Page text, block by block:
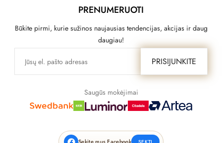
PRENUMERUOTI
Būkite pirmi, kurie sužinos naujausias tendencijas, akcijas ir daug
daugiau!
PRISIJUNKITE
Saugūs mokėjimai